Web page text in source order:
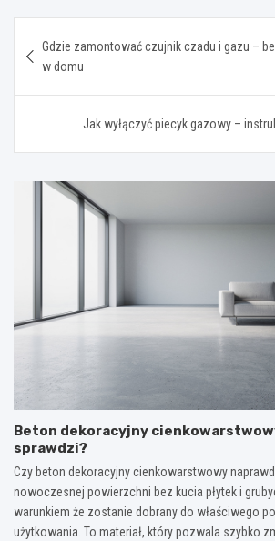
wpisu
Gdzie zamontować czujnik czadu i gazu –
w domu
Jak wyłączyć piecyk gazowy –
Beton dekoracyjny
sprawdzi?
Czy beton dekoracyjny cienkowarstwowy
nowoczesnej powierzchni bez kucia płytek i
warunkiem że zostanie dobrany do właściwego
użytkowania. To materiał, który pozwala szybko